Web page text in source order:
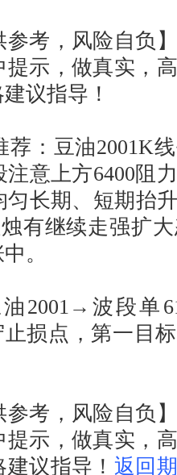
考，风险自负】
示，做真实，
议指导！
：豆油2001K线
意上方6400阻
长期、短期抬
有继续走强扩
。
波段单
止损点，第一目
考，风险自负】
示，做真实，
议指导！ 返回